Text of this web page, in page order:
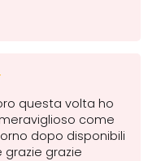
questa volta ho
come
dopo disponibili
grazie